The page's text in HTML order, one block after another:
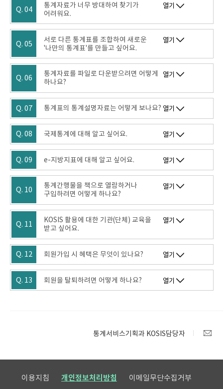
Q. 04
통계자료가 너무 방대하여 찾기가
어려워요.
열기
Q. 05
서로 다른 통계표를 조합하여 새로운
'나만의 통계표'를 만들고 싶어요.
열기
Q. 06
통계자료를 파일로 다운받으려면 어떻게
하나요?
열기
Q. 07 통계표의 통계설명자료는 어떻게 보나요? 열기
Q. 08 국제통계에 대해 알고 싶어요. 열기
Q. 09 e-지방지표에 대해 알고 싶어요. 열기
Q. 10
통계간행물을 책으로 열람하거나
구입하려면 어떻게 하나요?
열기
Q. 11
KOSIS 활용에 대한 기관(단체) 교육을
받고 싶어요.
열기
Q. 12 회원가입 시 혜택은 무엇이 있나요? 열기
Q. 13 회원을 탈퇴하려면 어떻게 하나요? 열기
통계서비스기획과 KOSIS담당자
이용지침 개인정보처리방침 이메일무단수집거부